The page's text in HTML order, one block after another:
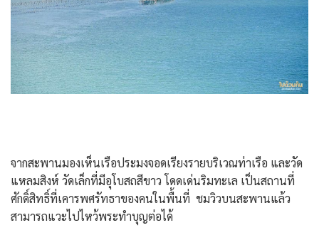
จากสะพานมองเห็นเรือประมงจอดเรียงรายบริเวณท่าเรือ และวัด
แหลมสิงห์ วัดเล็กที่มีอุโบสถสีขาว โดดเด่นริมทะเล เป็นสถานที่
ศักดิ์สิทธิ์ที่เคารพศรัทธาของคนในพื้นที่ ชมวิวบนสะพานแล้ว
สามารถแวะไปไหว้พระทำบุญต่อได้